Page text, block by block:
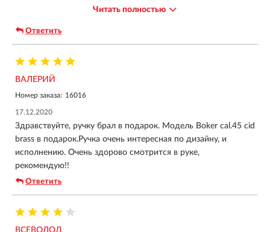
- отличный внешний вид
- по габаритам и весу не далеко ушла от обычной ручки
- тактильно приятная
- люфтит клип и издает при этом звук. (затянуть не удалось)
Заказывал на 8 марта и специально искал кто успеет
привезти. Заказал 3 марта с доставкой через boxberry. В
итоге забрал 9 марта в пункте выдачи. Заказ уныло
перемещался по статусам. Имейте в виду, что на сайте
указаны очень оптимистические сроки по доставке.
Читать полностью
Ответить
ВАЛЕРИЙ
Номер заказа: 16016
17.12.2020
Здравствуйте, ручку брал в подарок. Модель Boker cal.45 cid
brass в подарок.Ручка очень интересная по дизайну, и
исполнению. Очень здорово смотрится в руке,
рекомендую!!
Ответить
ВСЕВОЛОД